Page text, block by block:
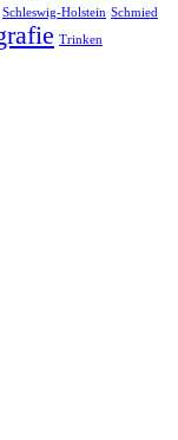
Schleswig-Holstein Schmied
Trinken